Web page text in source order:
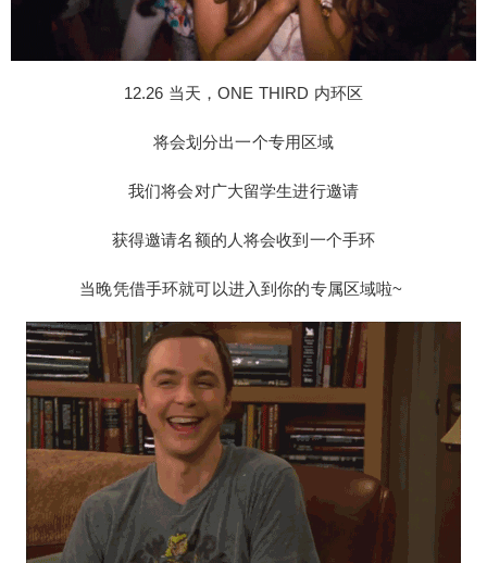
12.26 当天，ONE THIRD 内环区
将会划分出一个专用区域
我们将会对广大留学生进行邀请
获得邀请名额的人将会收到一个手环
当晚凭借手环就可以进入到你的专属区域啦~